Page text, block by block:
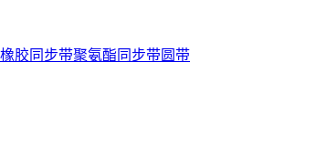
橡胶同步带聚氨酯同步带圆带